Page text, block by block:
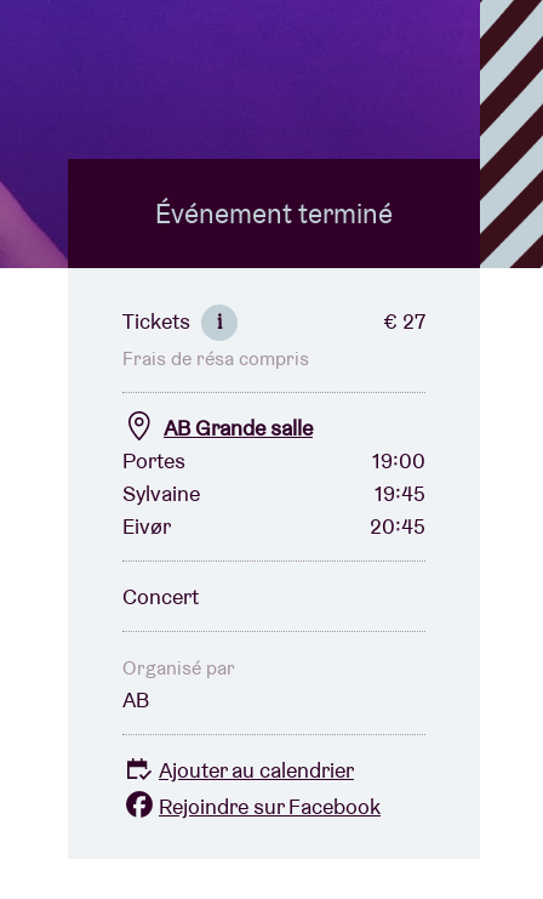
Événement terminé
Tickets i € 27
Frais de résa compris
AB Grande salle
Portes
19:00
Sylvaine
19:45
Eivør
20:45
Concert
Organisé par
AB
Ajouter au calendrier
Rejoindre sur Facebook